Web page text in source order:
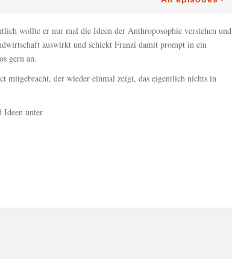
wollte er nur mal die Ideen der Anthroposophie verstehen und
auswirkt und schickt Franzi damit prompt in ein
gern an.
mitgebracht, der wieder einmal zeigt, das eigentlich nichts in
Ideen unter